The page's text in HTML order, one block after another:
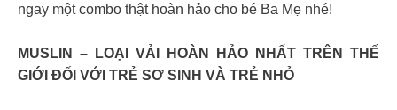
ngay một combo thật hoàn hảo cho bé Ba Mẹ nhé!
MUSLIN – LOẠI VẢI HOÀN HẢO NHẤT TRÊN THẾ
GIỚI ĐỐI VỚI TRẺ SƠ SINH VÀ TRẺ NHỎ